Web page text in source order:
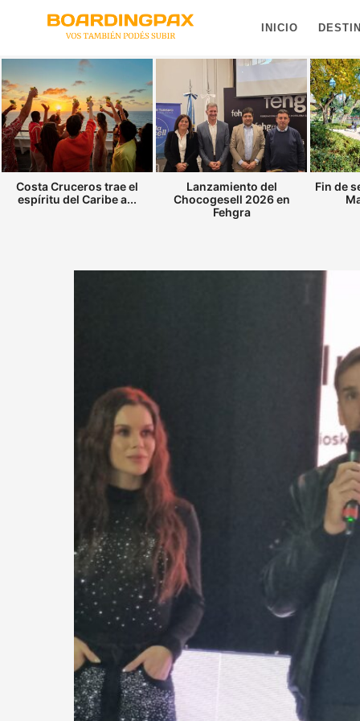
INICIO
Costa Cruceros trae el
espíritu del Caribe a...
Lanzamiento del
Chocogesell 2026 en
Fehgra
Fin de